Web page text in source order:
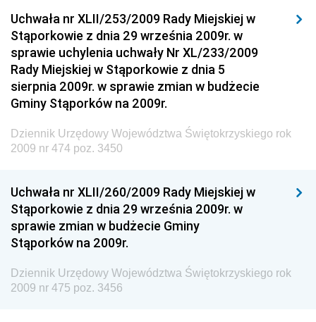
Drogowego
Dziennik Urzędowy Narodowego Banku Polskiego
Dziennik Urzędowy Komendy Głównej Policji
Dziennik Urzędowy Ministra Pracy i Polityki
Społecznej
Dziennik Urzędowy Ministra Transportu, Budownictwa
i Gospodarki Morskiej
Dziennik Urzędowy Ministra Spraw Zagranicznych
Dziennik Urzędowy Centralnego Biura
Antykorupcyjnego
Wewnętrznego
Dziennik Urzędowy Urzędu Patentowego
Uchwała nr XLII/253/2009 Rady Miejskiej w
Stąporkowie z dnia 29 września 2009r. w
sprawie uchylenia uchwały Nr XL/233/2009
Rady Miejskiej w Stąporkowie z dnia 5
sierpnia 2009r. w sprawie zmian w budżecie
Gminy Stąporków na 2009r.
Dziennik Urzędowy Województwa Świętokrzyskiego rok
2009 nr 474 poz. 3450
Uchwała nr XLII/260/2009 Rady Miejskiej w
Stąporkowie z dnia 29 września 2009r. w
sprawie zmian w budżecie Gminy
Stąporków na 2009r.
Dziennik Urzędowy Województwa Świętokrzyskiego rok
2009 nr 475 poz. 3456